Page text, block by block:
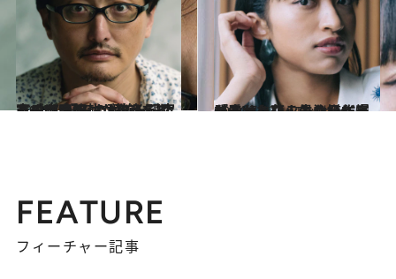
2024.7.27
まずは“好みの恐怖”を知るのが大切 オカルト研究家・吉田悠軌が教える ホラーコンテンツを楽しむためのコツ
コミック ＆ エッセイ 2024.7.13
「辛かったことも嫌だったことも花火みたいに爆発させたい」最注目作家が愛おしむ人生のハイライト
コミック ＆ エッセイ
FEATURE
フィーチャー記事